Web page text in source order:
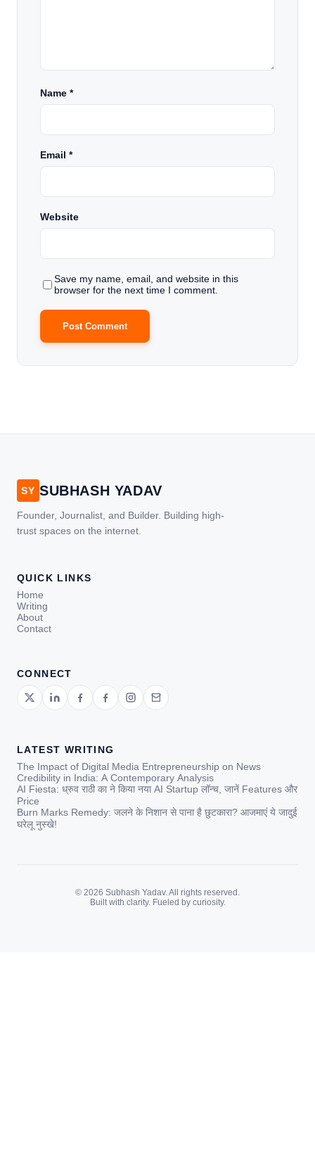
Name *
Email *
Website
Save my name, email, and website in this
browser for the next time I comment.
SY SUBHASH YADAV
Founder, Journalist, and Builder. Building high-
trust spaces on the internet.
QUICK LINKS
Home
Writing
About
Contact
CONNECT
LATEST WRITING
The Impact of Digital Media Entrepreneurship on News
Credibility in India: A Contemporary Analysis
AI Fiesta: ध्रुव राठी का ने किया नया AI Startup लॉन्च, जानें Features और
Price
Burn Marks Remedy: जलने के निशान से पाना है छुटकारा? आजमाएं ये जादुई
घरेलू नुस्खे!
© 2026 Subhash Yadav. All rights reserved.
Built with clarity. Fueled by curiosity.